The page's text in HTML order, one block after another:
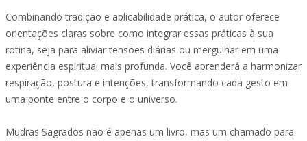
Combinando tradição e aplicabilidade prática, o autor oferece
orientações claras sobre como integrar essas práticas à sua
rotina, seja para aliviar tensões diárias ou mergulhar em uma
experiência espiritual mais profunda. Você aprenderá a harmonizar
respiração, postura e intenções, transformando cada gesto em
uma ponte entre o corpo e o universo.
Mudras Sagrados não é apenas um livro, mas um chamado para